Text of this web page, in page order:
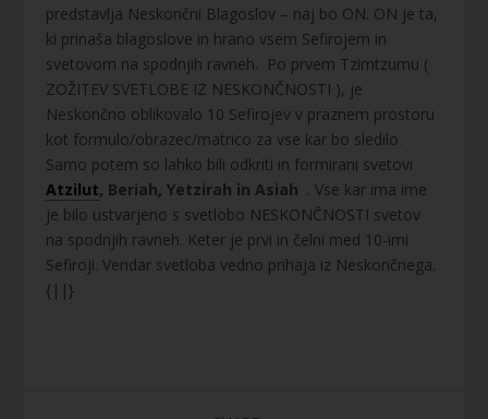
predstavlja Neskončni Blagoslov – naj bo ON. ON je ta,
ki prinaša blagoslove in hrano vsem Sefirojem in
svetovom na spodnjih ravneh. Po prvem Tzimtzumu (
ZOŽITEV SVETLOBE IZ NESKONČNOSTI ), je
Neskončno oblikovalo 10 Sefirojev v praznem prostoru
kot formulo/obrazec/matrico za vse kar bo sledilo.
Samo potem so lahko bili odkriti in formirani svetovi
Atzilut, Beriah, Yetzirah in Asiah . Vse kar ima ime
je bilo ustvarjeno s svetlobo NESKONČNOSTI svetov
na spodnjih ravneh. Keter je prvi in čelni med 10-imi
Sefiroji. Vendar svetloba vedno prihaja iz Neskončnega.
{||}